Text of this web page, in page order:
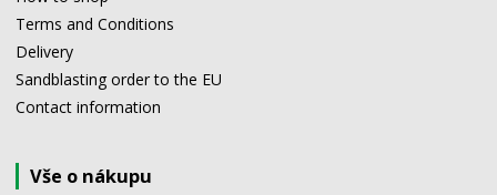
Terms and Conditions
Delivery
Sandblasting order to the EU
Contact information
Vše o nákupu